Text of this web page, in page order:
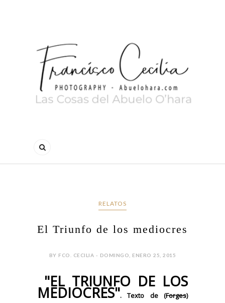
RELATOS
El Triunfo de los mediocres
BY FCO. CECILIA - DOMINGO, ENERO 25, 2015
"EL TRIUNFO DE LOS
MEDIOCRES". Texto de (Forges)